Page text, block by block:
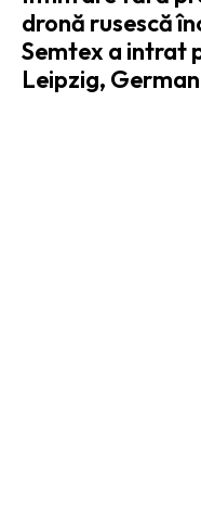
dronă rusescă
Semtex a intrat
Leipzig,